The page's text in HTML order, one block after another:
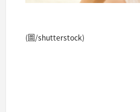
(圖/shutterstock)